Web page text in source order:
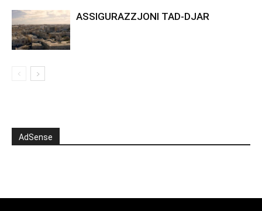
ASSIGURAZZJONI TAD-DJAR
AdSense